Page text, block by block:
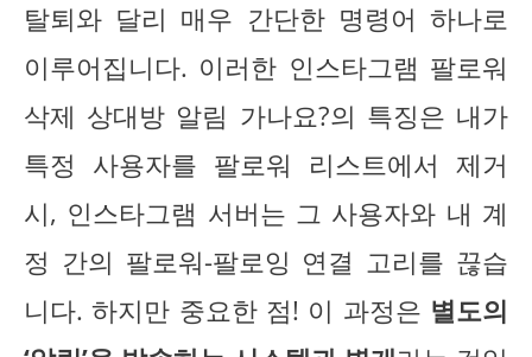
탈퇴와 달리 매우 간단한 명령어 하나로
이루어집니다. 이러한 인스타그램 팔로워
삭제 상대방 알림 가나요?의 특징은 내가
특정 사용자를 팔로워 리스트에서 제거
시, 인스타그램 서버는 그 사용자와 내 계
정 간의 팔로워-팔로잉 연결 고리를 끊습
니다. 하지만 중요한 점! 이 과정은 별도의